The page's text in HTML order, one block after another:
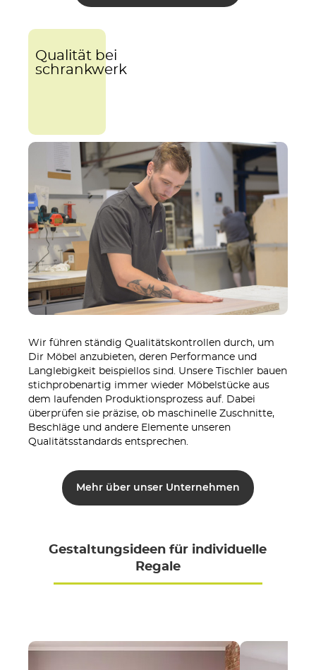
Qualität bei
schrankwerk
Wir führen ständig Qualitätskontrollen durch, um
Dir Möbel anzubieten, deren Performance und
Langlebigkeit beispiellos sind. Unsere Tischler bauen
stichprobenartig immer wieder Möbelstücke aus
dem laufenden Produktionsprozess auf. Dabei
überprüfen sie präzise, ob maschinelle Zuschnitte,
Beschläge und andere Elemente unseren
Qualitätsstandards entsprechen.
Mehr über unser Unternehmen
Gestaltungsideen für individuelle
Regale